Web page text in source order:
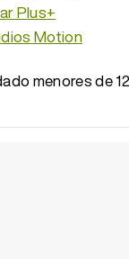
Plus+
Motion
menores de 12